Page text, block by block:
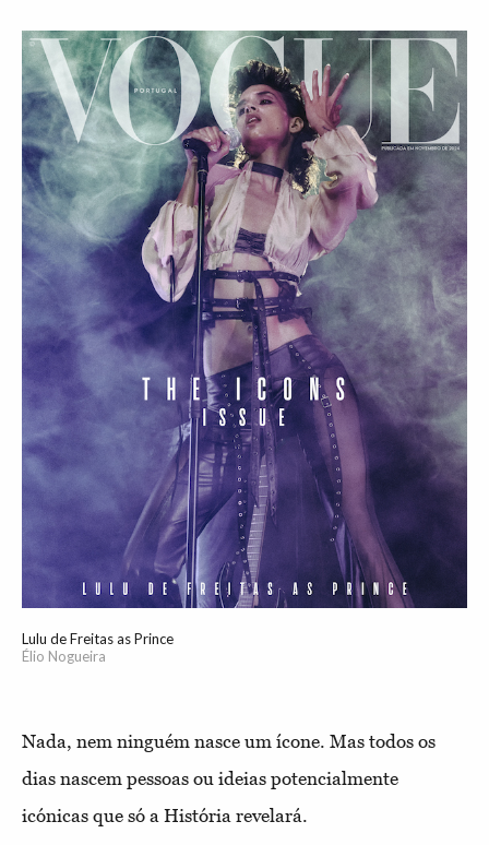
Lulu de Freitas as Prince
Élio Nogueira
Nada, nem ninguém nasce um ícone. Mas todos os
dias nascem pessoas ou ideias potencialmente
icónicas que só a História revelará.